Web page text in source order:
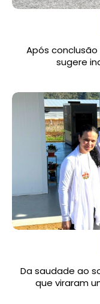
Após
sugere
Da saudade ao
que viraram